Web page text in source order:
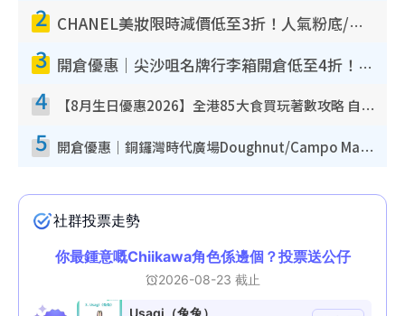
2 CHANEL美妝限時減價低至3折！人氣粉底/唇膏/精華液低至$275！COCO香水都有平
3 開倉優惠｜尖沙咀名牌行李箱開倉低至4折！一連5日 American Tourister/ace./Hallmark $200起！
4 【8月生日優惠2026】全港85大食買玩著數攻略 自助餐/火鍋放題同行免費＋誠品/DONKI送現金券
5 開倉優惠｜銅鑼灣時代廣場Doughnut/Campo Marzio開倉低至1折！背囊、書包、手袋劈價$200起